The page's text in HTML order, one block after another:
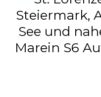
Steiermark,
See und
Marein S6